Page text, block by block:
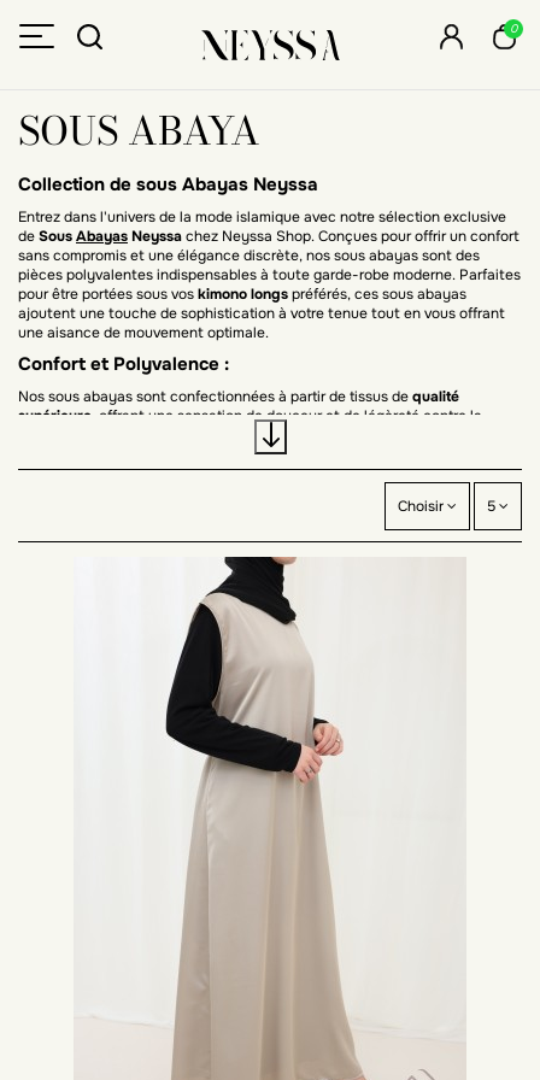
0
SOUS ABAYA
Collection de sous Abayas Neyssa
Entrez dans l'univers de la mode islamique avec notre sélection exclusive
deSousAbayasNeyssachez Neyssa Shop. Conçues pour offrir un confort
sans compromis et une élégance discrète, nos sous abayas sont des
pièces polyvalentes indispensables à toute garde-robe moderne. Parfaites
pour être portées sous voskimono longspréférés, ces sous abayas
ajoutent une touche de sophistication à votre tenue tout en vous offrant
une aisance de mouvement optimale.
Confort et Polyvalence :
Nos sous abayas sont confectionnées à partir de tissus dequalité
supérieure , offrant une sensation de douceur et de légèreté contre la
sans manches permet une liberté de mouvement
totale, tandis que leur coupe fluide et ajustée offre un ajustement parfait
sous n'importe quelkimono long. Que ce soit pour une occasion spéciale
Style discret :
Simples et élégantes, nos sous abayas sont conçues pour compléter votre
tenue sans voler la vedette. Leur design minimaliste s'adapte facilement à
kimono longs, qu'ils soient ornés de broderies
délicates, de dentelle raffinée ou de motifs traditionnels. Disponibles dans
une palette de couleurs neutres et sophistiquées, les sous abayas Neyssa
s'harmonisent parfaitement avec toutes vos tenues, ajoutant une touche
subtile d'élégance à votre look.
Conception de Qualité :
Chez Neyssa Shop, nous sommes fiers de proposer des sous abayas
confectionnées avec soin et souci du détail. Chaque pièce est
minutieusement inspectée pour garantir une qualité irréprochable
assurant ainsi une durabilité à long terme et une satisfaction totale de nos
clients. Avec notre engagement envers l'excellence, vous pouvez avoir
confiance en la qualité et la fiabilité de chaque sous abaya Neyssa que
Prix et Disponibilité :
Les sous abayas Neyssa sont offertes à un
permettant d'ajouter une touche de luxe à votre garde-robe sans vous
ruiner. De plus, ne manquez pas nos
et
des offres encore plus avantageuses. Consultez notre site pour connaître
prix unitaires prix habituels prix en promotion
Livraison et Service Client :
Choisir 5